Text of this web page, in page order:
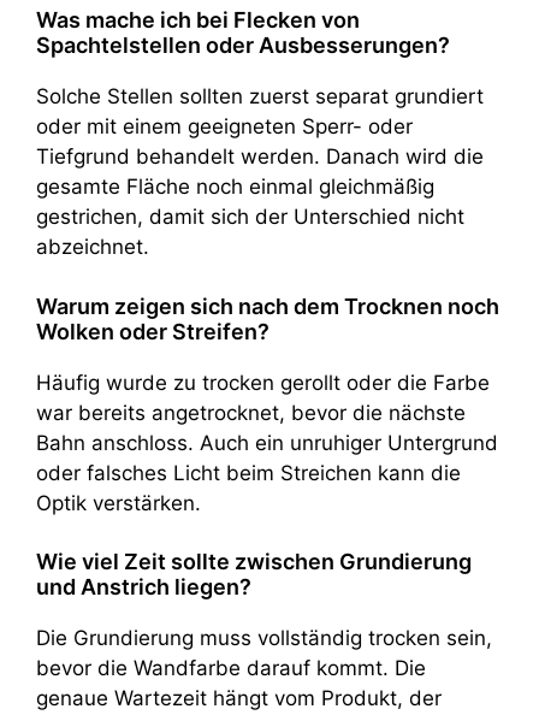
Was mache ich bei Flecken von
Spachtelstellen oder Ausbesserungen?
Solche Stellen sollten zuerst separat grundiert
oder mit einem geeigneten Sperr- oder
Tiefgrund behandelt werden. Danach wird die
gesamte Fläche noch einmal gleichmäßig
gestrichen, damit sich der Unterschied nicht
abzeichnet.
Warum zeigen sich nach dem Trocknen noch
Wolken oder Streifen?
Häufig wurde zu trocken gerollt oder die Farbe
war bereits angetrocknet, bevor die nächste
Bahn anschloss. Auch ein unruhiger Untergrund
oder falsches Licht beim Streichen kann die
Optik verstärken.
Wie viel Zeit sollte zwischen Grundierung
und Anstrich liegen?
Die Grundierung muss vollständig trocken sein,
bevor die Wandfarbe darauf kommt. Die
genaue Wartezeit hängt vom Produkt, der